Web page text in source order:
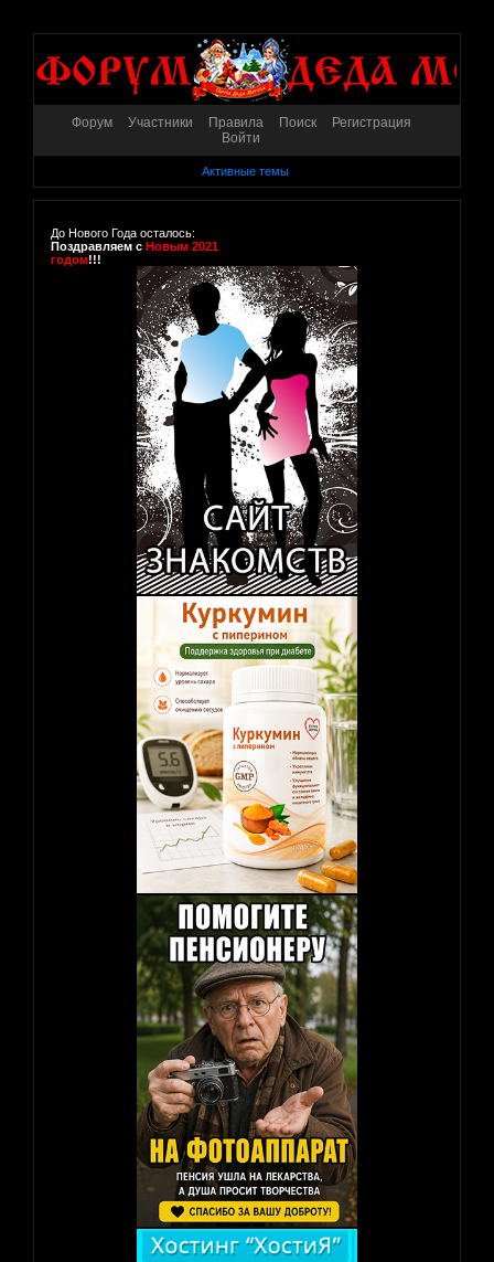
Форум Участники Правила Поиск
Регистрация
Войти
Активные темы
До Нового Года осталось:
Поздравляем с Новым 2021
годом!!!